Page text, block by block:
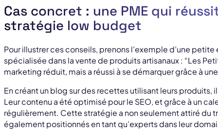
Cas concret : une PME qui
stratégie low budget
Pour illustrer ces conseils, prenons l’exemple d’une
spécialisée dans la vente de produits artisanaux : “Les
marketing réduit, mais a réussi à se démarquer grâce à
En créant un blog sur des recettes utilisant leurs produits,
Leur contenu a été optimisé pour le SEO, et grâce à un
régulièrement. Cette stratégie a non seulement attiré du
également positionnés en tant qu’experts dans leur